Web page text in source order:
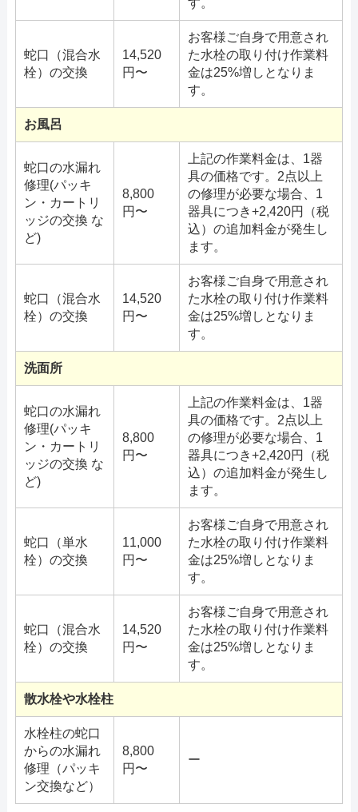
す。
蛇口（混合水
栓）の交換
14,520
円〜
お客様ご自身で用意され
た水栓の取り付け作業料
金は25%増しとなりま
す。
お風呂
蛇口の水漏れ
修理(パッキ
ン・カートリ
ッジの交換 な
ど)
8,800
円〜
上記の作業料金は、1器
具の価格です。2点以上
の修理が必要な場合、1
器具につき+2,420円（税
込）の追加料金が発生し
ます。
蛇口（混合水
栓）の交換
14,520
円〜
お客様ご自身で用意され
た水栓の取り付け作業料
金は25%増しとなりま
す。
洗面所
蛇口の水漏れ
修理(パッキ
ン・カートリ
ッジの交換 な
ど)
8,800
円〜
上記の作業料金は、1器
具の価格です。2点以上
の修理が必要な場合、1
器具につき+2,420円（税
込）の追加料金が発生し
ます。
蛇口（単水
栓）の交換
11,000
円〜
お客様ご自身で用意され
た水栓の取り付け作業料
金は25%増しとなりま
す。
蛇口（混合水
栓）の交換
14,520
円〜
お客様ご自身で用意され
た水栓の取り付け作業料
金は25%増しとなりま
す。
散水栓や水栓柱
水栓柱の蛇口
からの水漏れ
修理（パッキ
ン交換など）
8,800
円〜
ー